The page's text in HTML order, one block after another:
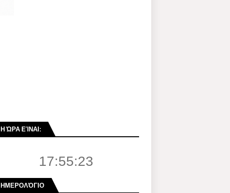
Η ΏΡΑ ΕΊΝΑΙ:
17:55:24
ΗΜΕΡΟΛΌΓΙΟ